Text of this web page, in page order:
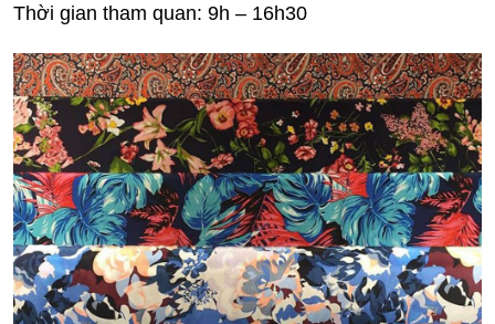
Thời gian tham quan: 9h – 16h30